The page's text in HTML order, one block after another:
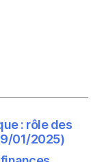
: rôle des
01/2025)